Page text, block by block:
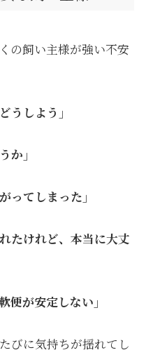
の飼い主様が強い不安
うしよう」
か」
ってしまった」
たけれど、本当に大丈
便が安定しない」
びに気持ちが揺れてし